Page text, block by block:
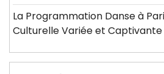
La Programmation Danse à
Culturelle Variée et Captivante